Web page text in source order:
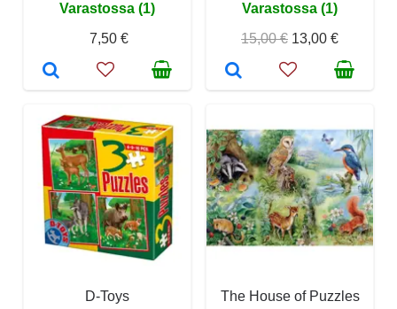
Varastossa (1)
7,50 €
Varastossa (1)
15,00 € 13,00 €
D-Toys
The House of Puzzles